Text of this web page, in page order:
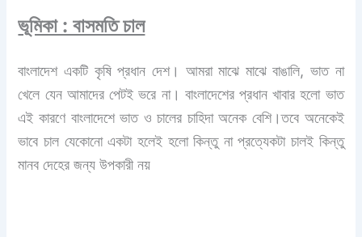
ভূমিকা : বাসমতি চাল
বাংলাদেশ একটি কৃষি প্রধান দেশ। আমরা মাঝে মাঝে বাঙালি, ভাত না
খেলে যেন আমাদের পেটই ভরে না। বাংলাদেশের প্রধান খাবার হলো ভাত
এই কারণে বাংলাদেশে ভাত ও চালের চাহিদা অনেক বেশি।তবে অনেকেই
ভাবে চাল যেকোনো একটা হলেই হলো কিন্তু না প্রত্যেকটা চালই কিন্তু
মানব দেহের জন্য উপকারী নয়